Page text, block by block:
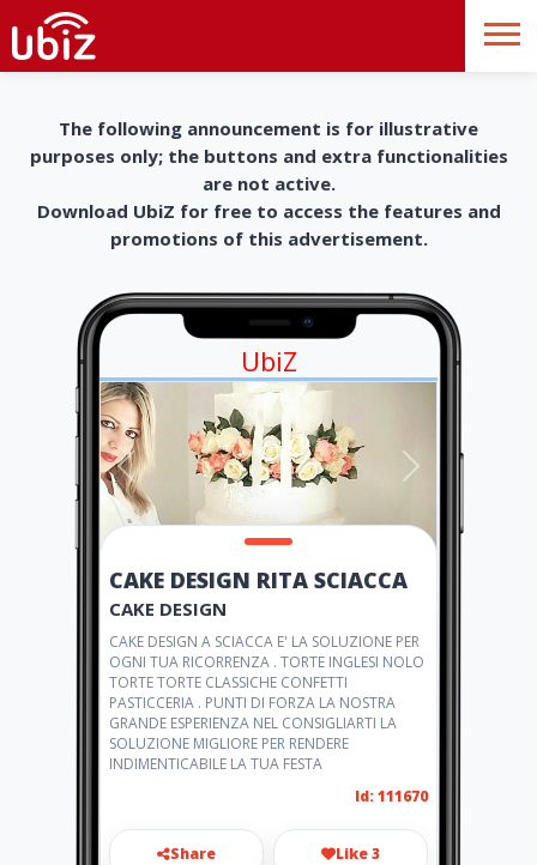
The following announcement is for illustrative
purposes only; the buttons and extra functionalities
are not active.
Download UbiZ for free to access the features and
promotions of this advertisement.
UbiZ
CAKE DESIGN RITA SCIACCA
CAKE DESIGN
CAKE DESIGN A SCIACCA E' LA SOLUZIONE PER
OGNI TUA RICORRENZA . TORTE INGLESI NOLO
TORTE TORTE CLASSICHE CONFETTI
PASTICCERIA . PUNTI DI FORZA LA NOSTRA
GRANDE ESPERIENZA NEL CONSIGLIARTI LA
SOLUZIONE MIGLIORE PER RENDERE
INDIMENTICABILE LA TUA FESTA
Id: 111670
Share Like 3